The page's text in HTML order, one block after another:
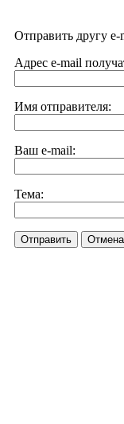
Отправить другу e-
Адрес e-mail
Имя отправителя:
Ваш e-mail:
Тема:
Отправить Отмена